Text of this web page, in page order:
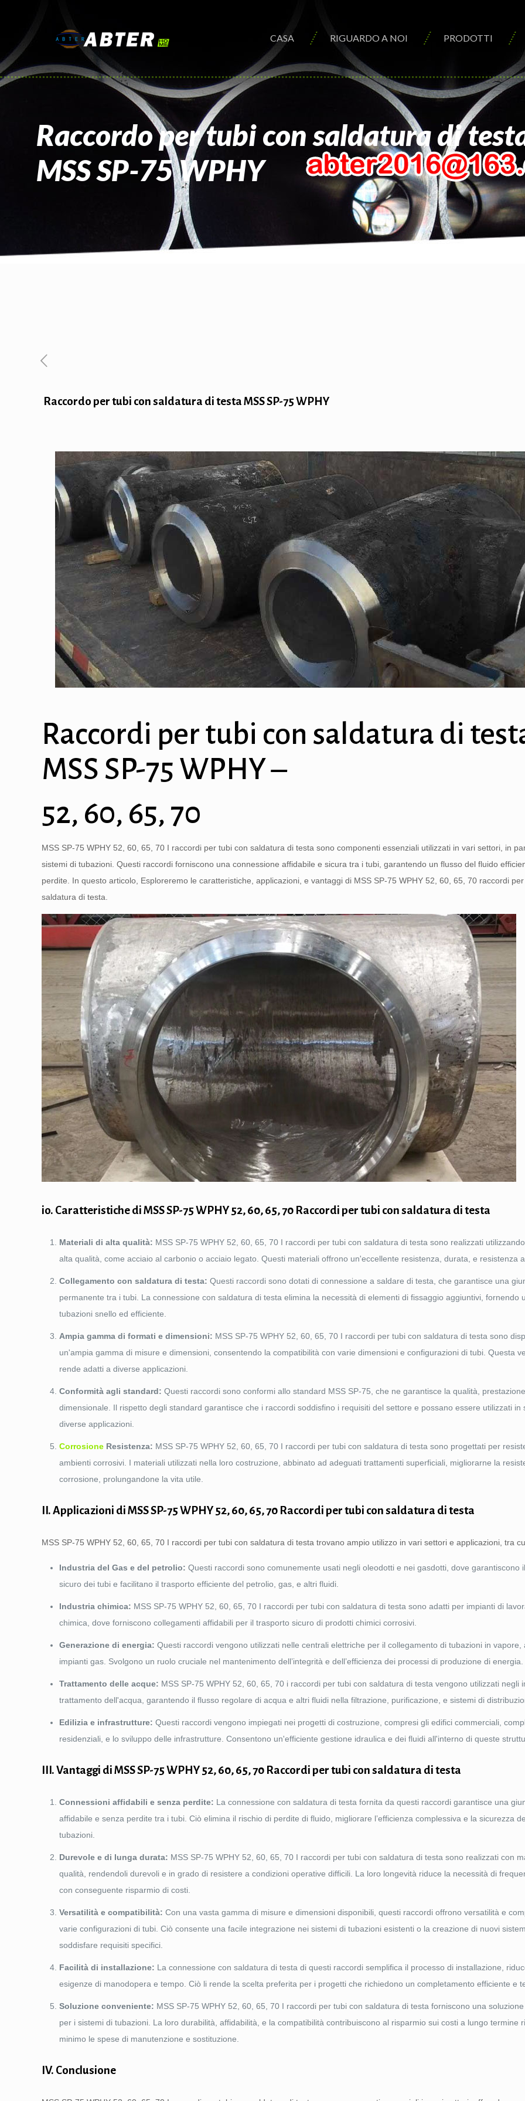
CASA RIGUARDO A NOI PRODOTTI
Raccordo per tubi con saldatura di
MSS SP-75 WPHY
Raccordo per tubi con saldatura di testa MSS SP-75 WPHY
Raccordi per tubi con saldatura di
MSS SP-75 WPHY –
52, 60, 65, 70
MSS SP-75 WPHY 52, 60, 65, 70 I raccordi per tubi con saldatura di testa sono componenti essenziali utilizzati in vari settori, in
sistemi di tubazioni. Questi raccordi forniscono una connessione affidabile e sicura tra i tubi, garantendo un flusso del fluido
perdite. In questo articolo, Esploreremo le caratteristiche, applicazioni, e vantaggi di MSS SP-75 WPHY 52, 60, 65, 70 raccordi
saldatura di testa.
io. Caratteristiche di MSS SP-75 WPHY 52, 60, 65, 70 Raccordi per tubi con saldatura di testa
Materiali di alta qualità: MSS SP-75 WPHY 52, 60, 65, 70 I raccordi per tubi con saldatura di testa sono realizzati
alta qualità, come acciaio al carbonio o acciaio legato. Questi materiali offrono un'eccellente resistenza, durata, e resistenza
Collegamento con saldatura di testa: Questi raccordi sono dotati di connessione a saldare di testa, che garantisce una
permanente tra i tubi. La connessione con saldatura di testa elimina la necessità di elementi di fissaggio aggiuntivi, fornendo
tubazioni snello ed efficiente.
Ampia gamma di formati e dimensioni: MSS SP-75 WPHY 52, 60, 65, 70 I raccordi per tubi con saldatura di testa sono
un'ampia gamma di misure e dimensioni, consentendo la compatibilità con varie dimensioni e configurazioni di tubi. Questa
rende adatti a diverse applicazioni.
Conformità agli standard: Questi raccordi sono conformi allo standard MSS SP-75, che ne garantisce la qualità,
dimensionale. Il rispetto degli standard garantisce che i raccordi soddisfino i requisiti del settore e possano essere utilizzati in
diverse applicazioni.
Corrosione Resistenza: MSS SP-75 WPHY 52, 60, 65, 70 I raccordi per tubi con saldatura di testa sono progettati per
ambienti corrosivi. I materiali utilizzati nella loro costruzione, abbinato ad adeguati trattamenti superficiali, migliorarne la
corrosione, prolungandone la vita utile.
II. Applicazioni di MSS SP-75 WPHY 52, 60, 65, 70 Raccordi per tubi con saldatura di testa
MSS SP-75 WPHY 52, 60, 65, 70 I raccordi per tubi con saldatura di testa trovano ampio utilizzo in vari settori e applicazioni, tra
Industria del Gas e del petrolio: Questi raccordi sono comunemente usati negli oleodotti e nei gasdotti, dove garantiscono
sicuro dei tubi e facilitano il trasporto efficiente del petrolio, gas, e altri fluidi.
Industria chimica: MSS SP-75 WPHY 52, 60, 65, 70 I raccordi per tubi con saldatura di testa sono adatti per impianti di
chimica, dove forniscono collegamenti affidabili per il trasporto sicuro di prodotti chimici corrosivi.
Generazione di energia: Questi raccordi vengono utilizzati nelle centrali elettriche per il collegamento di tubazioni in vapore,
impianti gas. Svolgono un ruolo cruciale nel mantenimento dell’integrità e dell’efficienza dei processi di produzione di energia.
Trattamento delle acque: MSS SP-75 WPHY 52, 60, 65, 70 i raccordi per tubi con saldatura di testa vengono utilizzati negli
trattamento dell'acqua, garantendo il flusso regolare di acqua e altri fluidi nella filtrazione, purificazione, e sistemi di
Edilizia e infrastrutture: Questi raccordi vengono impiegati nei progetti di costruzione, compresi gli edifici commerciali,
residenziali, e lo sviluppo delle infrastrutture. Consentono un'efficiente gestione idraulica e dei fluidi all'interno di queste
III. Vantaggi di MSS SP-75 WPHY 52, 60, 65, 70 Raccordi per tubi con saldatura di testa
Connessioni affidabili e senza perdite: La connessione con saldatura di testa fornita da questi raccordi garantisce una
affidabile e senza perdite tra i tubi. Ciò elimina il rischio di perdite di fluido, migliorare l’efficienza complessiva e la sicurezza
tubazioni.
Durevole e di lunga durata: MSS SP-75 WPHY 52, 60, 65, 70 I raccordi per tubi con saldatura di testa sono realizzati con
qualità, rendendoli durevoli e in grado di resistere a condizioni operative difficili. La loro longevità riduce la necessità di
con conseguente risparmio di costi.
Versatilità e compatibilità: Con una vasta gamma di misure e dimensioni disponibili, questi raccordi offrono versatilità e
varie configurazioni di tubi. Ciò consente una facile integrazione nei sistemi di tubazioni esistenti o la creazione di nuovi
soddisfare requisiti specifici.
Facilità di installazione: La connessione con saldatura di testa di questi raccordi semplifica il processo di installazione,
esigenze di manodopera e tempo. Ciò li rende la scelta preferita per i progetti che richiedono un completamento efficiente e
Soluzione conveniente: MSS SP-75 WPHY 52, 60, 65, 70 I raccordi per tubi con saldatura di testa forniscono una
per i sistemi di tubazioni. La loro durabilità, affidabilità, e la compatibilità contribuiscono al risparmio sui costi a lungo termine
minimo le spese di manutenzione e sostituzione.
IV. Conclusione